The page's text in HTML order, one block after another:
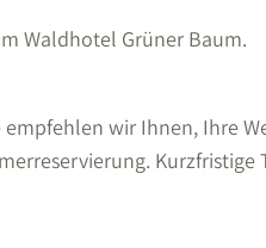
Waldhotel Grüner Baum.
empfehlen wir Ihnen, Ihre